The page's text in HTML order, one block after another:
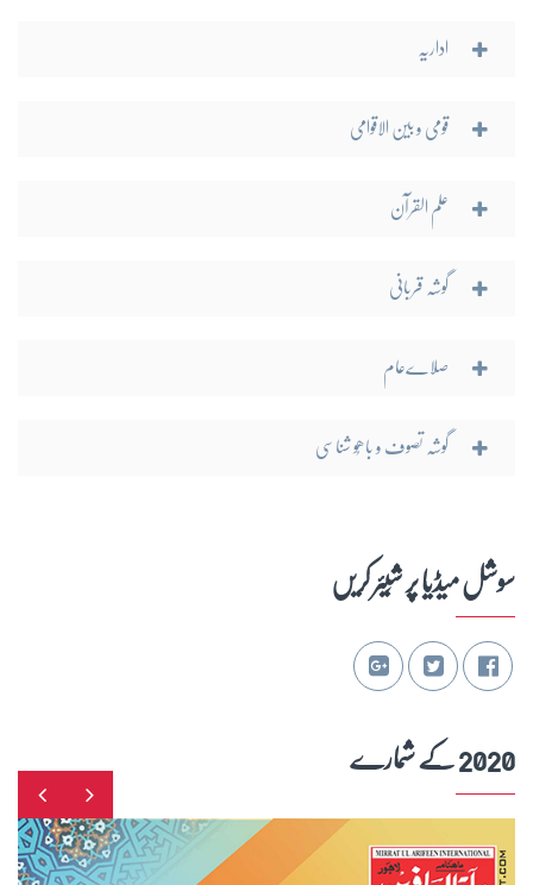
اداریہ
قومی و بین الاقوامی
علم القرآن
گوشہ قربانی
صلاےعام
گوشہ تصوف و باھُو شناسی
سوشل میڈیا پر شِیئر کریں
2020 کے شمارے